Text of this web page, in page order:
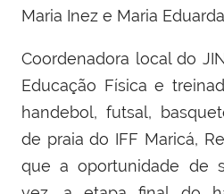
Maria Inez e Maria
Coordenadora local do
Educação Física e
handebol, futsal,
de praia do IFF Maricá,
que a oportunidade de